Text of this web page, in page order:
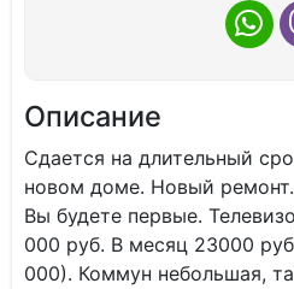
Описание
Сдается на длительный
новом доме. Новый
Вы будете первые.
000 руб. В месяц 23000
000). Коммун небольшая,